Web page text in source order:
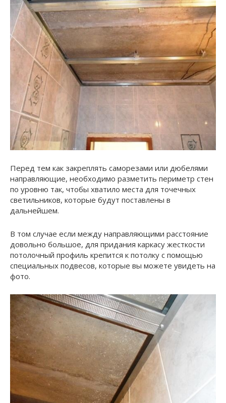
Перед тем как закреплять саморезами или дюбелями
направляющие, необходимо разметить периметр стен
по уровню так, чтобы хватило места для точечных
светильников, которые будут поставлены в
дальнейшем.
В том случае если между направляющими расстояние
довольно большое, для придания каркасу жесткости
потолочный профиль крепится к потолку с помощью
специальных подвесов, которые вы можете увидеть на
фото.